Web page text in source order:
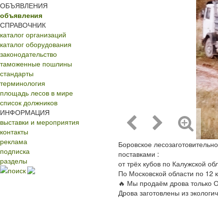
ОБЪЯВЛЕНИЯ
объявления
СПРАВОЧНИК
каталог организаций
каталог оборудования
законодательство
таможенные пошлины
стандарты
терминология
площадь лесов в мире
список должников
ИНФОРМАЦИЯ
выставки и мероприятия
контакты
реклама
подписка
разделы
поиск
Боровское
поставками :
от трёх кубов по Калужской
По Московской области по 12
🔥 Мы продаём дрова только
Дрова заготовлены из